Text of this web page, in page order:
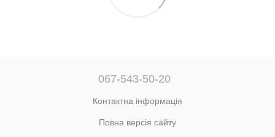
067-543-50-20
Контактна інформація
Повна версія сайту